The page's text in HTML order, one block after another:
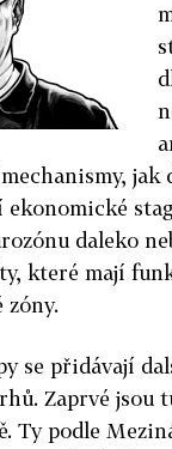
jak
ekonomické
daleko
které mají
zóny.
se přidávají
Zaprvé jsou
Ty podle